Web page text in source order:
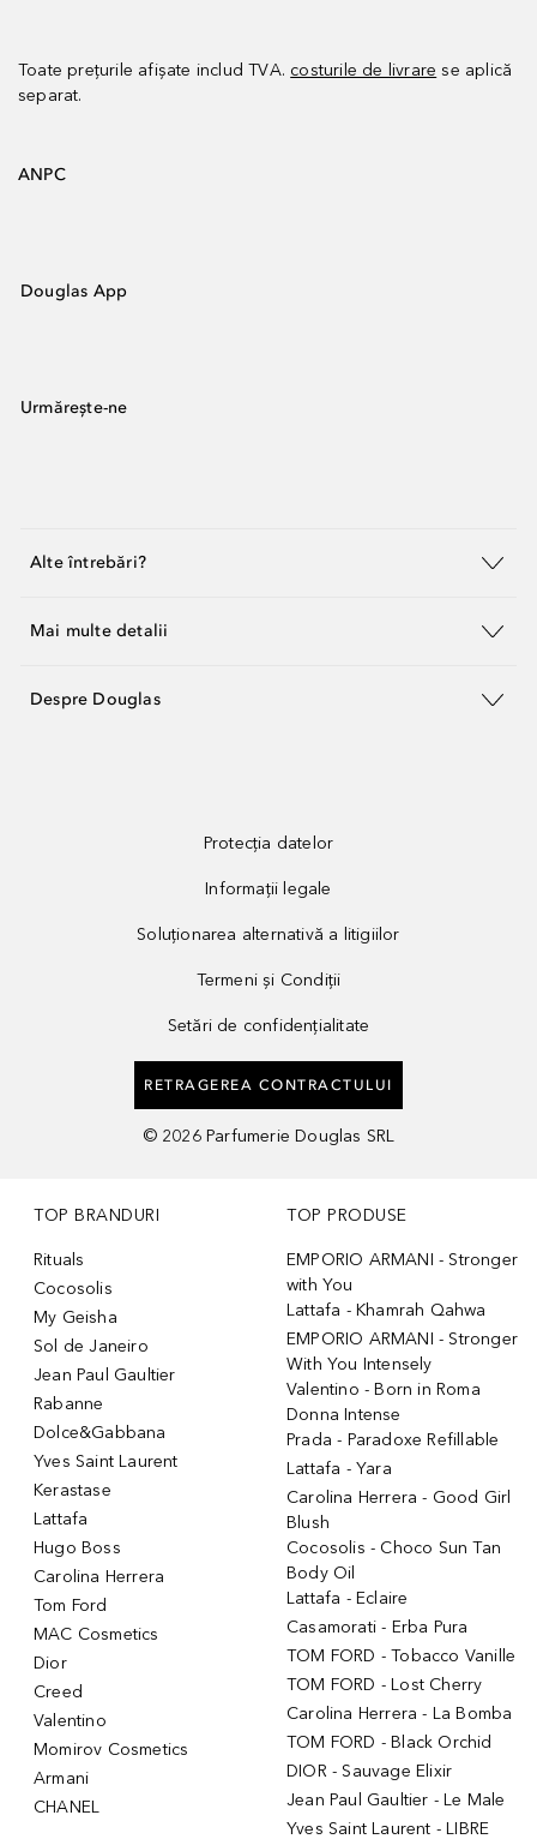
Toate prețurile afișate includ TVA. costurile de livrare se aplică
separat.
ANPC
Douglas App
Urmărește-ne
Alte întrebări?
Mai multe detalii
Despre Douglas
Protecția datelor
Informații legale
Soluționarea alternativă a litigiilor
Termeni și Condiții
Setări de confidențialitate
RETRAGEREA CONTRACTULUI
© 2026 Parfumerie Douglas SRL
TOP BRANDURI
Rituals
Cocosolis
My Geisha
Sol de Janeiro
Jean Paul Gaultier
Rabanne
Dolce&Gabbana
Yves Saint Laurent
Kerastase
Lattafa
Hugo Boss
Carolina Herrera
Tom Ford
MAC Cosmetics
Dior
Creed
Valentino
Momirov Cosmetics
Armani
CHANEL
TOP PRODUSE
EMPORIO ARMANI - Stronger
with You
Lattafa - Khamrah Qahwa
EMPORIO ARMANI - Stronger
With You Intensely
Valentino - Born in Roma
Donna Intense
Prada - Paradoxe Refillable
Lattafa - Yara
Carolina Herrera - Good Girl
Blush
Cocosolis - Choco Sun Tan
Body Oil
Lattafa - Eclaire
Casamorati - Erba Pura
TOM FORD - Tobacco Vanille
TOM FORD - Lost Cherry
Carolina Herrera - La Bomba
TOM FORD - Black Orchid
DIOR - Sauvage Elixir
Jean Paul Gaultier - Le Male
Yves Saint Laurent - LIBRE